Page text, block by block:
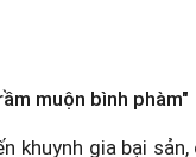
muộn bình phàm"
khuynh gia bại